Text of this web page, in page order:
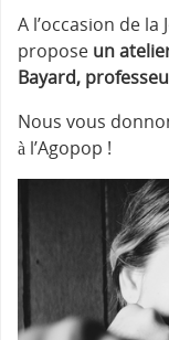
A l’occasion de la
propose un
Bayard,
Nous vous
à l’Agopop !